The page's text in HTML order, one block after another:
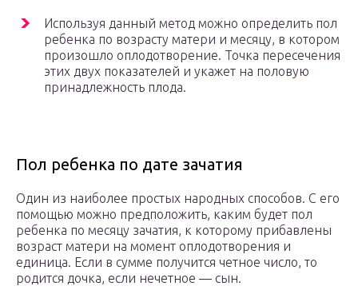
Используя данный метод можно определить пол
ребенка по возрасту матери и месяцу, в котором
произошло оплодотворение. Точка пересечения
этих двух показателей и укажет на половую
принадлежность плода.
Пол ребенка по дате зачатия
Один из наиболее простых народных способов. С его
помощью можно предположить, каким будет пол
ребенка по месяцу зачатия, к которому прибавлены
возраст матери на момент оплодотворения и
единица. Если в сумме получится четное число, то
родится дочка, если нечетное — сын.